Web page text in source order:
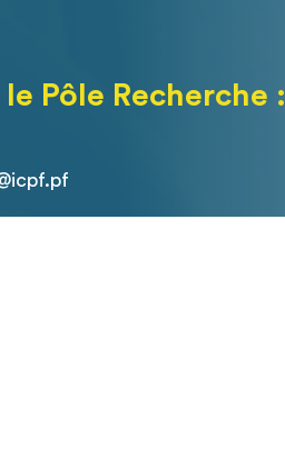
Pôle Recherche :